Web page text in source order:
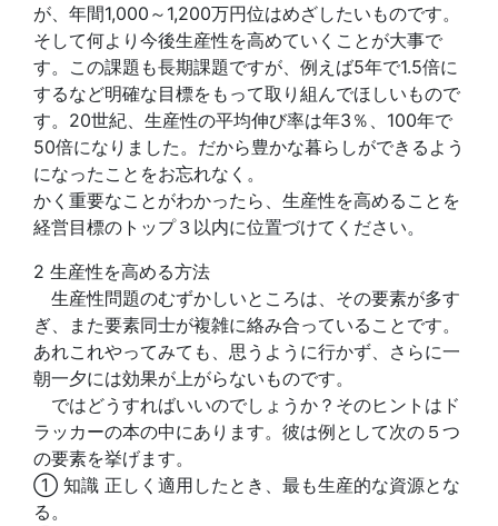
が、年間1,000～1,200万円位はめざしたいものです。
そして何より今後生産性を高めていくことが大事で
す。この課題も長期課題ですが、例えば5年で1.5倍に
するなど明確な目標をもって取り組んでほしいもので
す。20世紀、生産性の平均伸び率は年3％、100年で
50倍になりました。だから豊かな暮らしができるよう
になったことをお忘れなく。
かく重要なことがわかったら、生産性を高めることを
経営目標のトップ３以内に位置づけてください。
2 生産性を高める方法
生産性問題のむずかしいところは、その要素が多す
ぎ、また要素同士が複雑に絡み合っていることです。
あれこれやってみても、思うように行かず、さらに一
朝一夕には効果が上がらないものです。
ではどうすればいいのでしょうか？そのヒントはド
ラッカーの本の中にあります。彼は例として次の５つ
の要素を挙げます。
➀ 知識 正しく適用したとき、最も生産的な資源とな
る。